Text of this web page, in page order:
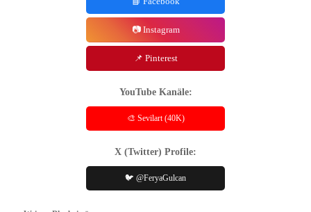
📷 Instagram
📌 Pinterest
YouTube Kanäle:
🎨 Sevilart (40K)
X (Twitter) Profile:
🐦 @FeryaGulcan